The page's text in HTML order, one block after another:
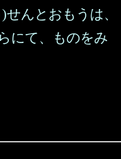
んとおもうは、
にて、ものをみ